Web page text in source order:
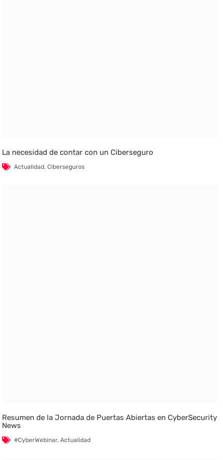
La necesidad de contar con un Ciberseguro
Actualidad,Ciberseguros
Resumen de la Jornada de Puertas Abiertas en CyberSecurity
News
#CyberWebinar,Actualidad